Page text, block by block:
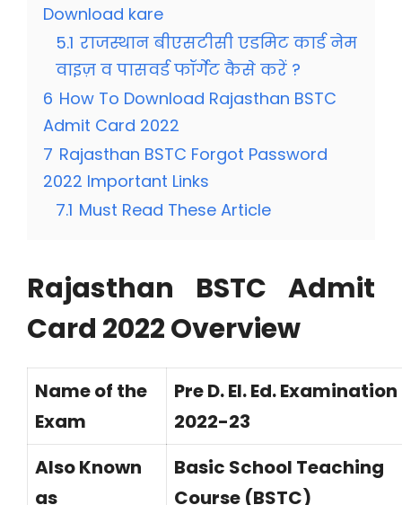
Download kare
5.1 राजस्थान बीएसटीसी एडमिट कार्ड नेम
वाइज़ व पासवर्ड फॉर्गेट कैसे करें ?
6 How To Download Rajasthan BSTC
Admit Card 2022
7 Rajasthan BSTC Forgot Password
2022 Important Links
7.1 Must Read These Article
Rajasthan BSTC Admit
Card 2022 Overview
Name of the
Exam
Pre D. El. Ed. Examination
2022-23
Also Known
as
Basic School Teaching
Course (BSTC)